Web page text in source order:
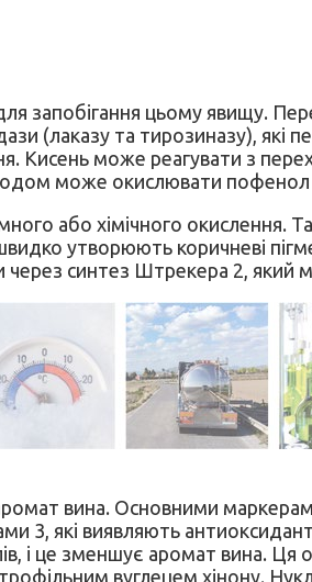
запобігання цьому явищу.
(лаказу та тирозиназу), які
Кисень може реагувати з
може окислювати пофенол
або хімічного окислення.
утворюють коричневі
синтез Штрекера 2, який
вина. Основними
3, які виявляють
і це зменшує аромат вина.
вуглецем хінону.